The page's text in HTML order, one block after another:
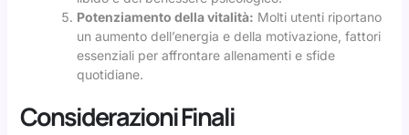
Potenziamento della vitalità: Molti utenti riportano
un aumento dell’energia e della motivazione, fattori
essenziali per affrontare allenamenti e sfide
quotidiane.
Considerazioni Finali